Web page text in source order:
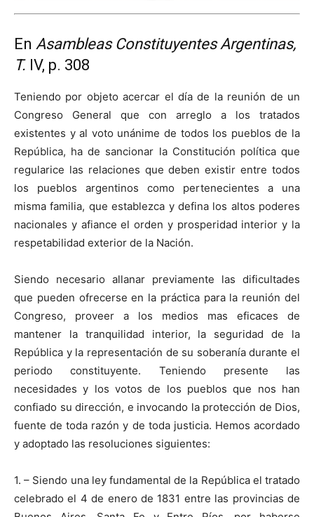
En Asambleas Constituyentes Argentinas,
T. IV, p. 308
Teniendo por objeto acercar el día de la reunión de un
Congreso General que con arreglo a los tratados
existentes y al voto unánime de todos los pueblos de la
República, ha de sancionar la Constitución política que
regularice las relaciones que deben existir entre todos
los pueblos argentinos como pertenecientes a una
misma familia, que establezca y defina los altos poderes
nacionales y afiance el orden y prosperidad interior y la
respetabilidad exterior de la Nación.
Siendo necesario allanar previamente las dificultades
que pueden ofrecerse en la práctica para la reunión del
Congreso, proveer a los medios mas eficaces de
mantener la tranquilidad interior, la seguridad de la
República y la representación de su soberanía durante el
periodo constituyente. Teniendo presente las
necesidades y los votos de los pueblos que nos han
confiado su dirección, e invocando la protección de Dios,
fuente de toda razón y de toda justicia. Hemos acordado
y adoptado las resoluciones siguientes:
1. – Siendo una ley fundamental de la República el tratado
celebrado el 4 de enero de 1831 entre las provincias de